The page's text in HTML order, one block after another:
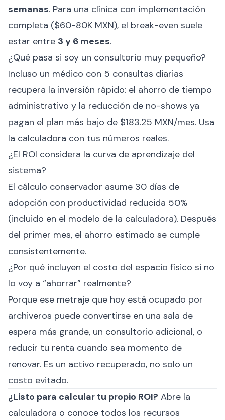
semanas. Para una clínica con implementación
completa ($60-80K MXN), el break-even suele
estar entre 3 y 6 meses.
¿Qué pasa si soy un consultorio muy pequeño?
Incluso un médico con 5 consultas diarias
recupera la inversión rápido: el ahorro de tiempo
administrativo y la reducción de no-shows ya
pagan el plan más bajo de $183.25 MXN/mes. Usa
la calculadora con tus números reales.
¿El ROI considera la curva de aprendizaje del
sistema?
El cálculo conservador asume 30 días de
adopción con productividad reducida 50%
(incluido en el modelo de la calculadora). Después
del primer mes, el ahorro estimado se cumple
consistentemente.
¿Por qué incluyen el costo del espacio físico si no
lo voy a “ahorrar” realmente?
Porque ese metraje que hoy está ocupado por
archiveros puede convertirse en una sala de
espera más grande, un consultorio adicional, o
reducir tu renta cuando sea momento de
renovar. Es un activo recuperado, no solo un
costo evitado.
¿Listo para calcular tu propio ROI? Abre la
calculadora o conoce todos los recursos